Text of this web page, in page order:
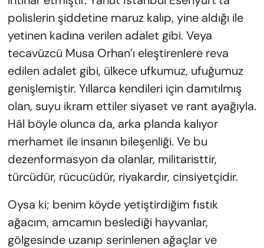
polislerin şiddetine maruz kalıp, yine aldığı ile
yetinen kadına verilen adalet gibi. Veya
tecavüzcü Musa Orhan’ı eleştirenlere reva
edilen adalet gibi, ülkece ufkumuz, ufuğumuz
genişlemiştir. Yıllarca kendileri için damıtılmış
olan, suyu ikram ettiler siyaset ve rant ayağıyla.
Hâl böyle olunca da, arka planda kalıyor
merhamet ile insanın bileşenliği. Ve bu
dezenformasyon da olanlar, militaristtir,
türcüdür, rücucüdür, riyakardır, cinsiyetçidir.
Oysa ki; benim köyde yetiştirdiğim fıstık
ağacım, amcamın beslediği hayvanlar,
gölgesinde uzanıp serinlenen ağaçlar ve
SİYASET
VAN VE DİYARBAKIR HABERLERİ